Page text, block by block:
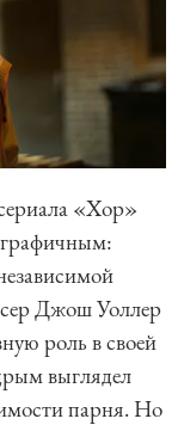
«Хор»
Джош Уоллер
роль в своей
выглядел
парня. Но